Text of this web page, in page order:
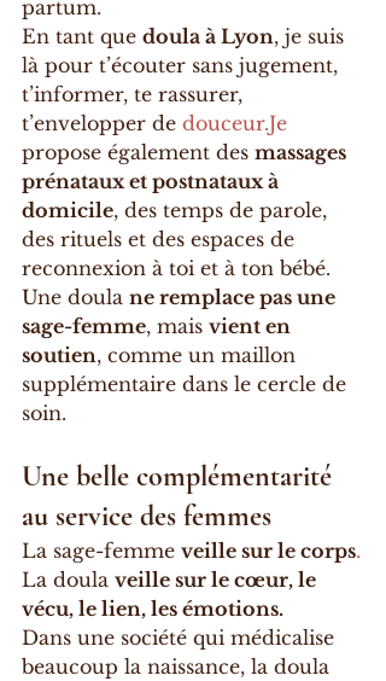
partum.
En tant que doula à Lyon, je suis
là pour t’écouter sans jugement,
t’informer, te rassurer,
t’envelopper de douceur.Je
propose également des massages
prénataux et postnataux à
domicile, des temps de parole,
des rituels et des espaces de
reconnexion à toi et à ton bébé.
Une doula ne remplace pas une
sage-femme, mais vient en
soutien, comme un maillon
supplémentaire dans le cercle de
soin.
Une belle complémentarité
au service des femmes
La sage-femme veille sur le corps.
La doula veille sur le cœur, le
vécu, le lien, les émotions.
Dans une société qui médicalise
beaucoup la naissance, la doula